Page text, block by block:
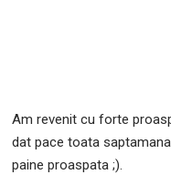
Am revenit cu forte
dat pace toata
paine proaspata ;).